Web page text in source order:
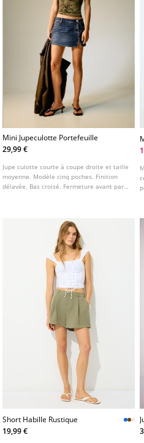
Mini Jupeculotte Portefeuille
29,99 €
Jupe culotte courte à coupe droite et taille
moyenne. Modèle cinq poches. Finition
délavée. Bas croisé. Fermeture avant par
Short Habille Rustique
19,99 €